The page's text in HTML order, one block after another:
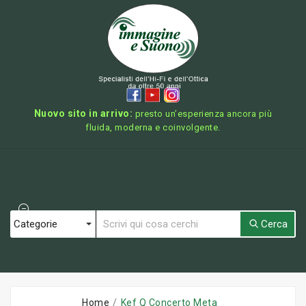
Nuovo sito in arrivo: presto un’esperienza ancora più
fluida, moderna e coinvolgente.
Cerca
Home Kef Q Concerto Meta